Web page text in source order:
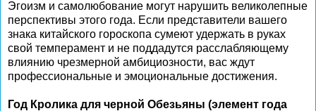
Эгоизм и самолюбование могут нарушить великолепные
перспективы этого года. Если представители вашего
знака китайского гороскопа сумеют удержать в руках
свой темперамент и не поддадутся расслабляющему
влиянию чрезмерной амбициозности, вас ждут
профессиональные и эмоциональные достижения.
Год Кролика для черной Обезьяны (элемент года